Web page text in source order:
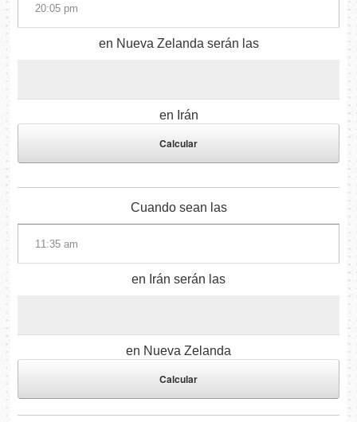
en Nueva Zelanda serán las
en Irán
Cuando sean las
en Irán serán las
en Nueva Zelanda